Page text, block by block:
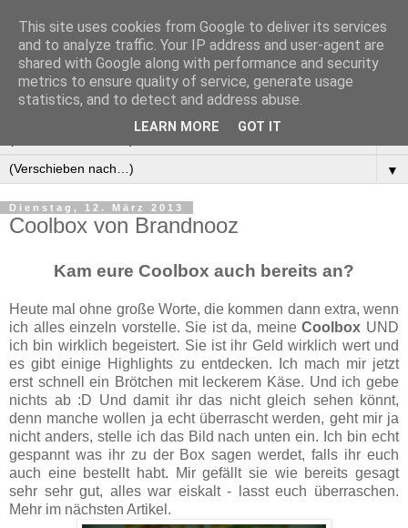
Manus Testwelt, alles
außer langweilig
▼
Dienstag, 12. März 2013
Coolbox von Brandnooz
Kam eure Coolbox auch bereits an?
Heute mal ohne große Worte, die kommen dann extra, wenn
ich alles einzeln vorstelle. Sie ist da, meineCoolbox UND
ich bin wirklich begeistert. Sie ist ihr Geld wirklich wert und
es gibt einige Highlights zu entdecken. Ich mach mir jetzt
erst schnell ein Brötchen mit leckerem Käse. Und ich gebe
nichts ab :D Und damit ihr das nicht gleich sehen könnt,
denn manche wollen ja echt überrascht werden, geht mir ja
nicht anders, stelle ich das Bild nach unten ein. Ich bin echt
gespannt was ihr zu der Box sagen werdet, falls ihr euch
auch eine bestellt habt. Mir gefällt sie wie bereits gesagt
sehr sehr gut, alles war eiskalt - lasst euch überraschen.
Mehr im nächsten Artikel.
This site uses cookies from Google to deliver its services
and to analyze traffic. Your IP address and user-agent are
shared with Google along with performance and security
metrics to ensure quality of service, generate usage
statistics, and to detect and address abuse.
LEARN MORE GOT IT